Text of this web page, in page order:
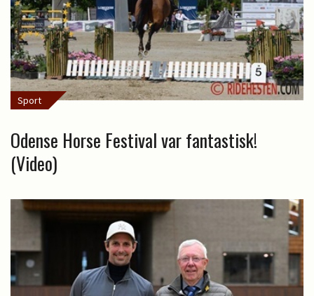
Sport
Odense Horse Festival var fantastisk!
(Video)